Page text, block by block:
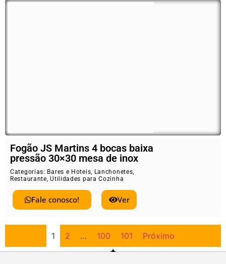
Fogão JS Martins 4 bocas baixa
pressão 30×30 mesa de inox
Categorias: Bares e Hoteis, Lanchonetes,
Restaurante,Utilidades para Cozinha
Fale conosco! Ver
1 2 … 100 101 Próximo